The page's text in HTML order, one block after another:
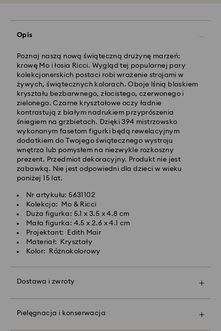
Opis
Poznaj naszą nową świąteczną drużynę marzeń:
krowę Mo i łosia Ricci. Wygląd tej popularnej pary
kolekcjonerskich postaci robi wrażenie strojami w
żywych, świątecznych kolorach. Oboje lśnią blaskiem
kryształu bezbarwnego, złocistego, czerwonego i
zielonego. Czarne kryształowe oczy ładnie
kontrastują z białym nadrukiem przyprószenia
śniegiem na grzbietach. Dzięki 394 mistrzowsko
wykonanym fasetom figurki będą rewelacyjnym
dodatkiem do Twojego świątecznego wystroju
wnętrza lub pomysłem na niezwykle rozkoszny
prezent. Przedmiot dekoracyjny. Produkt nie jest
zabawką. Nie jest odpowiedni dla dzieci w wieku
poniżej 15 lat.
Nr artykułu: 5631102
Kolekcja: Mo & Ricci
Duża figurka: 5.1 x 3.5 x 4.8 cm
Mała figurka: 4.5 x 2.6 x 4.1 cm
Projektant: Edith Mair
Materiał: Kryształy
Kolor: Różnokolorowy
Dostawa i zwroty
Standardowy dostawy - GLS
Zamówienia złożone of poniedziałku do piątku do
godziny 10:00 czasu CET zostaną przetworzone i
wysłane tego samego dnia.
Standardowy czas dostawy: 3 dni robocze po
przetworzeniu i wysyłce
Koszt dostawy standardowej: 25 PLN
Bezpłatna standardowa wysyłka dla zamówień
powyżej 420 PLN
Dostawy ekspresowej - FedEx
Zamówienia złożone of poniedziałku do piątku do
godziny 14:30 czasu CET zostaną przetworzone i
wysłane tego samego dnia.
Czas dostawy ekspresowej: 1-2 dni robocze po
przetworzeniu i wysyłce
Koszt dostawy ekspresowej: 90 PLN
Firma Swarovski nie oferuje dostaw do skrytek
otrzymania ostatecznej płatności.
W przypadku zakupu produktów Crystal Myriad,
wysłanie paczki może potrwać do 2 tygodni i
Pielęgnacja i konserwacja
Spraw, by Twój podarunek stał się jeszcze bardziej
spersonalizowaną wiadomość.